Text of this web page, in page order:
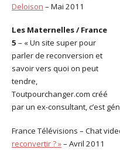
Deloison – Mai 2011
Les Maternelles / France
5 – « Un site super pour
parler de reconversion et
savoir vers quoi on peut
tendre,
Toutpourchanger.com créé
par un ex-consultant, c’est
France Télévisions – Chat
reconvertir ? »– Avril 2011